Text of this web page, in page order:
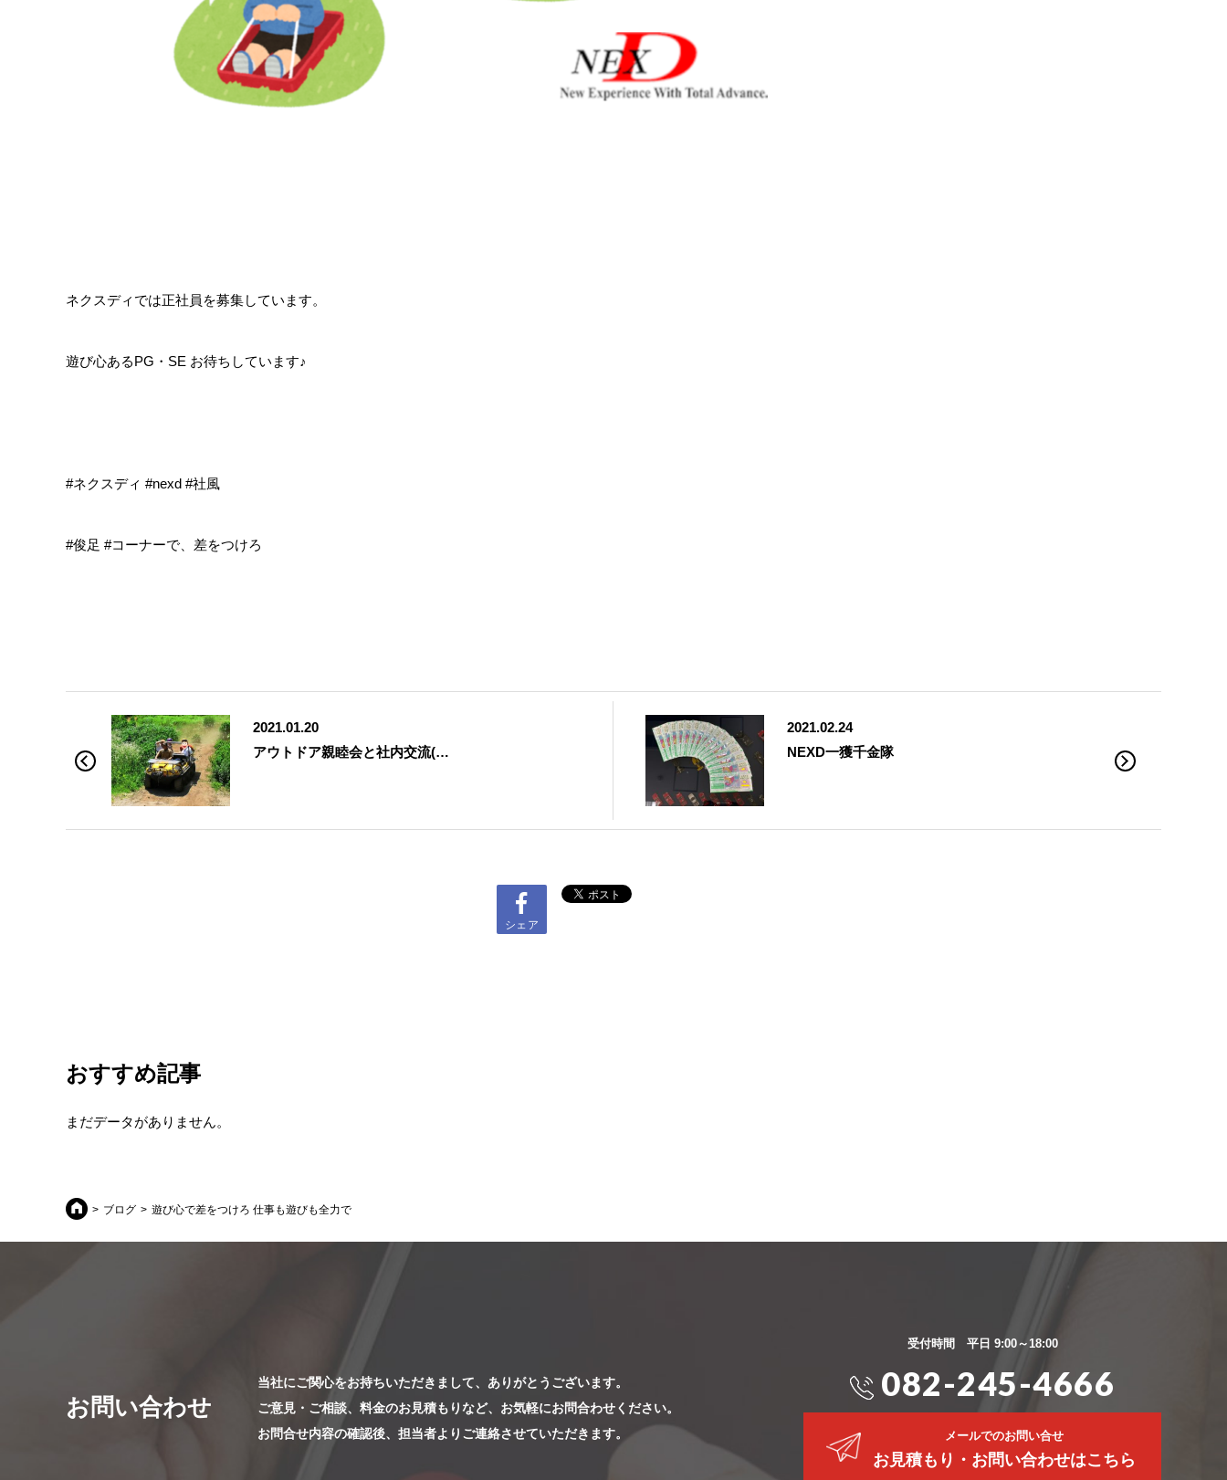
ネクスディでは正社員を募集しています。
遊び心あるPG・SE お待ちしています♪
#ネクスディ #nexd #社風
#俊足 #コーナーで、差をつけろ
2021.01.20
アウトドア親睦会と社内交流(社員が語る)
2021.02.24
NEXD一獲千金隊
シェア
おすすめ記事
まだデータがありません。
ブログ 遊び心で差をつけろ 仕事も遊びも全力で
お問い合わせ
当社にご関心をお持ちいただきまして、ありがとうございます。
ご意見・ご相談、料金のお見積もりなど、お気軽にお問合わせください。
お問合せ内容の確認後、担当者よりご連絡させていただきます。
受付時間 平日 9:00～18:00
082-245-4666
メールでのお問い合せ
お見積もり・お問い合わせはこちら